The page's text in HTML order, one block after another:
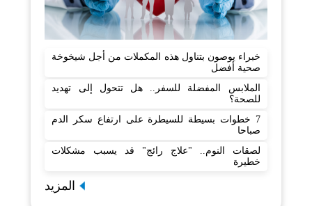
خبراء يوصون بتناول هذه المكملات من أجل شيخوخة
صحية أفضل
الملابس المفضلة للسفر.. هل تتحول إلى تهديد
للصحة؟
7 خطوات بسيطة للسيطرة على ارتفاع سكر الدم
صباحا
لصقات النوم.. "علاج رائج" قد يسبب مشكلات
خطيرة
المزيد